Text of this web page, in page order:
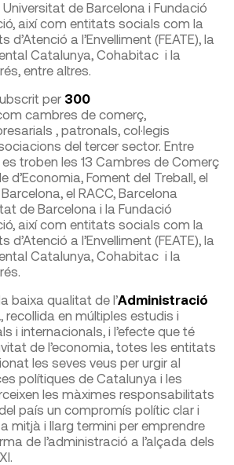
de Barcelona i Fundació
així com entitats socials com la
d’Atenció a l’Envelliment (FEATE), la
Catalunya, Cohabitac i la
entre altres.
per 300
cambres de comerç,
, patronals, col·legis
del tercer sector. Entre
troben les 13 Cambres de Comerç
d’Economia, Foment del Treball, el
el RACC, Barcelona
de Barcelona i la Fundació
així com entitats socials com la
d’Atenció a l’Envelliment (FEATE), la
Catalunya, Cohabitac i la
baixa qualitat de l’Administració
, recollida en múltiples estudis i
i internacionals, i l’efecte que té
de l’economia, totes les entitats
les seves veus per urgir al
polítiques de Catalunya i les
les màximes responsabilitats
país un compromís polític clar i
mitjà i llarg termini per emprendre
de l’administració a l’alçada dels